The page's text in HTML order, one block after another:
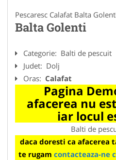
Pescaresc Calafat Balta
Balta Golenti
Categorie: Balti de pescuit
Judet: Dolj
Oras: Calafat
Pagina
afacerea nu
iar locul
Balti de
daca doresti ca afacerea
te rugam contacteaza-ne